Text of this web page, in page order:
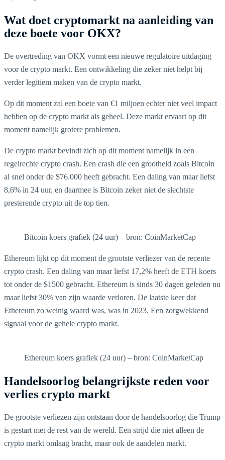
Wat doet cryptomarkt na aanleiding van
deze boete voor OKX?
De overtreding van OKX vormt een nieuwe regulatoire uitdaging
voor de crypto markt. Een ontwikkeling die zeker niet helpt bij
verder legitiem maken van de crypto markt.
Op dit moment zal een boete van €1 miljoen echter niet veel impact
hebben op de crypto markt als geheel. Deze markt ervaart op dit
moment namelijk grotere problemen.
De crypto markt bevindt zich op dit moment namelijk in een
regelrechte crypto crash. Een crash die een grootheid zoals Bitcoin
al snel onder de $76.000 heeft gebracht. Een daling van maar liefst
8,6% in 24 uur, en daarmee is Bitcoin zeker niet de slechtste
presterende crypto uit de top tien.
Bitcoin koers grafiek (24 uur) – bron: CoinMarketCap
Ethereum lijkt op dit moment de grootste verliezer van de recente
crypto crash. Een daling van maar liefst 17,2% heeft de ETH koers
tot onder de $1500 gebracht. Ethereum is sinds 30 dagen geleden nu
maar liefst 30% van zijn waarde verloren. De laatste keer dat
Ethereum zo weinig waard was, was in 2023. Een zorgwekkend
signaal voor de gehele crypto markt.
Ethereum koers grafiek (24 uur) – bron: CoinMarketCap
Handelsoorlog belangrijkste reden voor
verlies crypto markt
De grootste verliezen zijn ontstaan door de handelsoorlog die Trump
is gestart met de rest van de wereld. Een strijd die niet alleen de
crypto markt omlaag bracht, maar ook de aandelen markt.